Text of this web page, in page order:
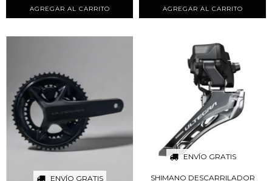
AGREGAR AL CARRITO
ENVÍO GRATIS
ENVÍO GRATIS
SHIMANO DESCARRILADOR